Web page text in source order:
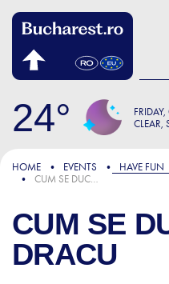
24 FRIDAY
CLEAR,
HOME EVENTS HAVE FUN
CUM SE DUCE TOTUL DRACU
CUM SE
DRACU